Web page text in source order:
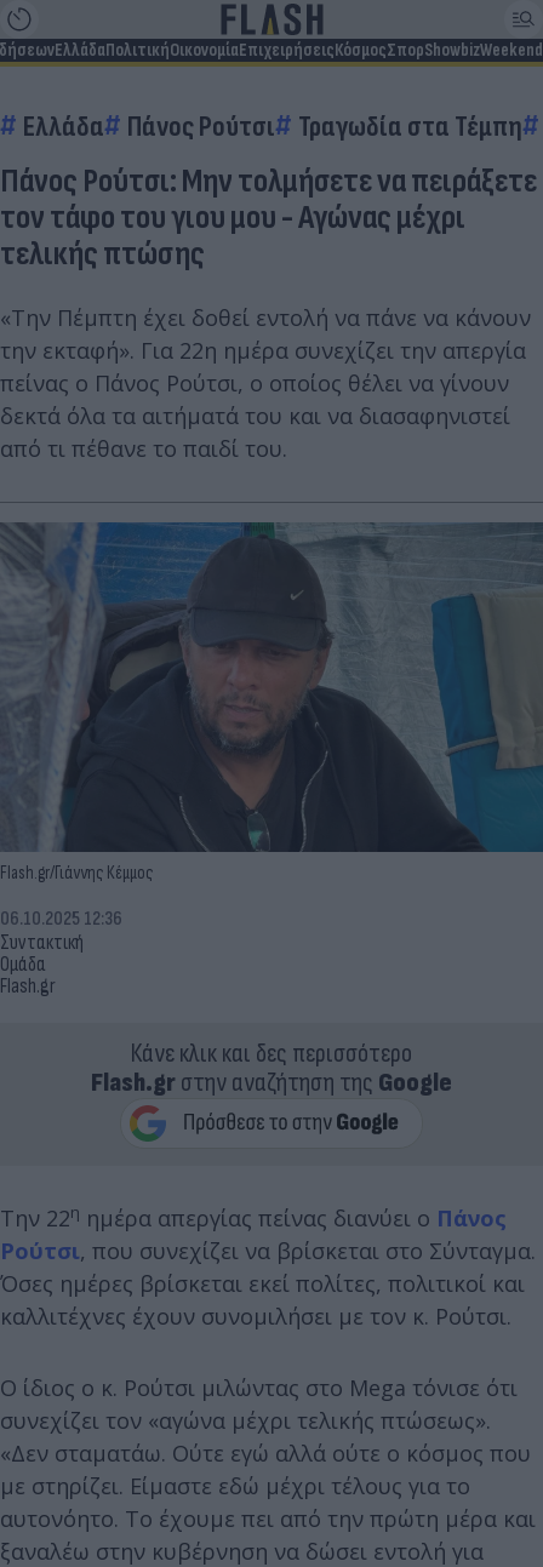
ΕλλάδαΠολιτικήΟικονομίαΕπιχειρήσειςΚόσμοςΣπορShowbizWeekend
Ελλάδα Πάνος Ρούτσι Τραγωδία στα Τέμπη
Πάνος Ρούτσι: Μην τολμήσετε να πειράξετε
τον τάφο του γιου μου - Αγώνας μέχρι
τελικής πτώσης
«Την Πέμπτη έχει δοθεί εντολή να πάνε να κάνουν
την εκταφή». Για 22η ημέρα συνεχίζει την απεργία
πείνας ο Πάνος Ρούτσι, ο οποίος θέλει να γίνουν
δεκτά όλα τα αιτήματά του και να διασαφηνιστεί
από τι πέθανε το παιδί του.
Flash.gr/Γιάννης Κέμμος
Συντακτική
Ομάδα
Flash.gr
06.10.2025 12:36
Κάνε κλικ και δες περισσότερο
Flash.grστην αναζήτηση της Google
Την 22η ημέρα απεργίας πείνας διανύει ο Πάνος
Ρούτσι, που συνεχίζει να βρίσκεται στο Σύνταγμα.
Όσες ημέρες βρίσκεται εκεί πολίτες, πολιτικοί και
καλλιτέχνες έχουν συνομιλήσει με τον κ. Ρούτσι.
Ο ίδιος ο κ. Ρούτσι μιλώντας στο Mega τόνισε ότι
συνεχίζει τον «αγώνα μέχρι τελικής πτώσεως».
«Δεν σταματάω. Ούτε εγώ αλλά ούτε ο κόσμος που
με στηρίζει. Είμαστε εδώ μέχρι τέλους για το
αυτονόητο. Το έχουμε πει από την πρώτη μέρα και
ξαναλέω στην κυβέρνηση να δώσει εντολή για